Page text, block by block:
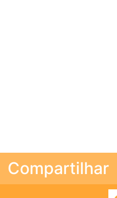
Compartilhar